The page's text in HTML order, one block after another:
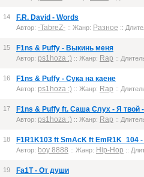
14 F.R. David - Words
Автор: -TabreZ- :: Жанр: Разное ::
15 F1ns & Puffy - Выкинь меня
Автор: ps1hoza :) :: Жанр: Rap ::
16 F1ns & Puffy - Сука на каене
Автор: ps1hoza :) :: Жанр: Rap ::
17 F1ns & Puffy ft. Саша Слух - Я
Автор: ps1hoza :) :: Жанр: Rap ::
18 F1R1K103 ft SmAcK ft EmR1K_104
Автор: boy 8888 :: Жанр: Hip-Hop ::
19 Fa1T - От души